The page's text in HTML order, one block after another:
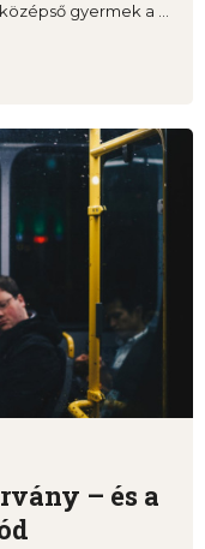
gyermek a ...
– és a